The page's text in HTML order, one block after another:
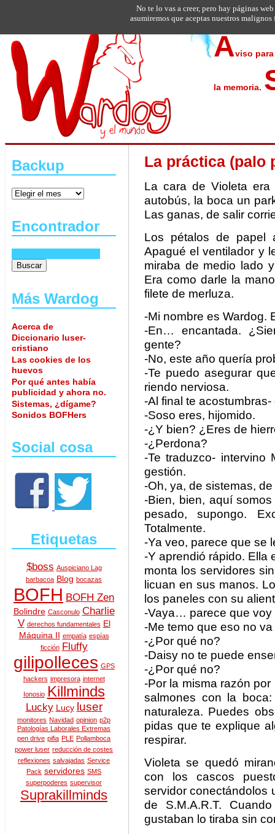
Aviso
la memoria.
Backup
Encontrador
Más Wardog
Acerca de
Diccionario luser-
cristiano
Las cookies de los
huevos
Por qué antes había
publicidad y ahora no.
Sistemas, ¿dígame?
Sonidos BOFHers
Social cosa
Etiquetas
$boss Auspiciano Lag
barbacoa Blog bocazas
BOFH BOFH Zen
Bolindre Casconulo Charlie
V derechos fundamentales El
Máquina II empatía espías
ficción
Fluffy
gilipolleces GPS
hackers impresora internet
Ionosio Killminds
Lucky Lucy luser
monitores Navidad opinion p2p
Patologías Laborales Extremas
pen drive pifia PLE Pollamboca
power luser reducción de costes
reflexiones salvajadas Service
Pack servidores SMS
superpoderes supervisor
Suprakillminds
La práctica (palo
La cara de Violeta
autobús, la boca un
Las ganas, de salir
Los pétalos de papel
Apagué el ventilador y
miraba de medio lado
Era como darle la
filete de merluza.
-Mi nombre es Wardog.
-En… encantada.
gente?
-No, este año quería
-Te puedo asegurar
riendo nerviosa.
-Al final te
-Soso eres, hijomido.
-¿Y bien? ¿Eres de
-¿Perdona?
-Te traduzco-
gestión.
-Oh, ya, de sistemas,
-Bien, bien, aquí
pesado, supongo.
Totalmente.
-Ya veo, parece que se
-Y aprendió rápido. Ella
monta los servidores
licuan en sus manos.
los paneles con su
-Vaya… parece que voy
-Me temo que eso no
-¿Por qué no?
-Daisy no te puede
-¿Por qué no?
-Por la misma razón
salmones con la
naturaleza. Puedes
pidas que te explique
respirar.
Violeta se quedó
con los cascos
servidor conectándolos
de S.M.A.R.T.
gustaban lo tiraba sin
No te lo vas a creer, pero hay páginas
asumiremos que aceptas nuestros